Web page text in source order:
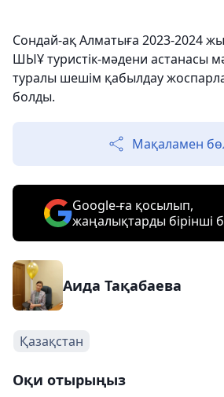
Сондай-ақ Алматыға 2023-2024
ШЫҰ туристік-мәдени астанасы
туралы шешім қабылдау
болды.
Мақаламен
Google-ға қосылып,
жаңалықтарды бірінші
Аида Тақабаева
Қазақстан
Оқи отырыңыз